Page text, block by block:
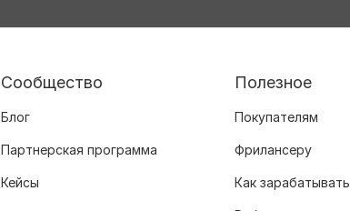
Сообщество
Блог
Партнерская программа
Кейсы
Полезное
Покупателям
Фрилансеру
Как